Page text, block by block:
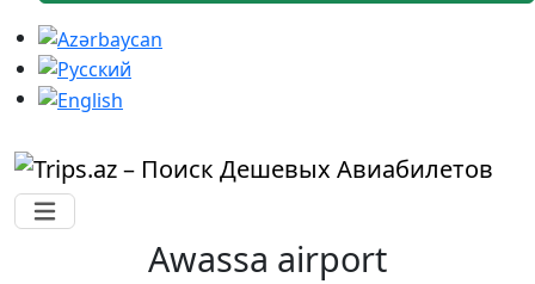
Awassa airport